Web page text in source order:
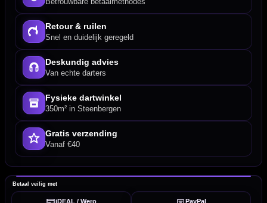
Retour & ruilen
Snel en duidelijk geregeld
Deskundig advies
Van echte darters
Fysieke dartwinkel
350m² in Steenbergen
Gratis verzending
Vanaf €40
Betaal veilig met
iDEAL / Wero PayPal